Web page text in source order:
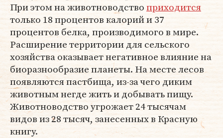
При этом на животноводствоприходится
только 18 процентов калорий и 37
процентов белка, производимого в мире.
Расширение территории для сельского
хозяйства оказывает негативное влияние на
биоразнообразие планеты. На месте лесов
появляются пастбища, из-за чего диким
животным негде жить и добывать пищу.
Животноводство угрожает 24 тысячам
видов из 28 тысяч, занесенных в Красную
книгу.